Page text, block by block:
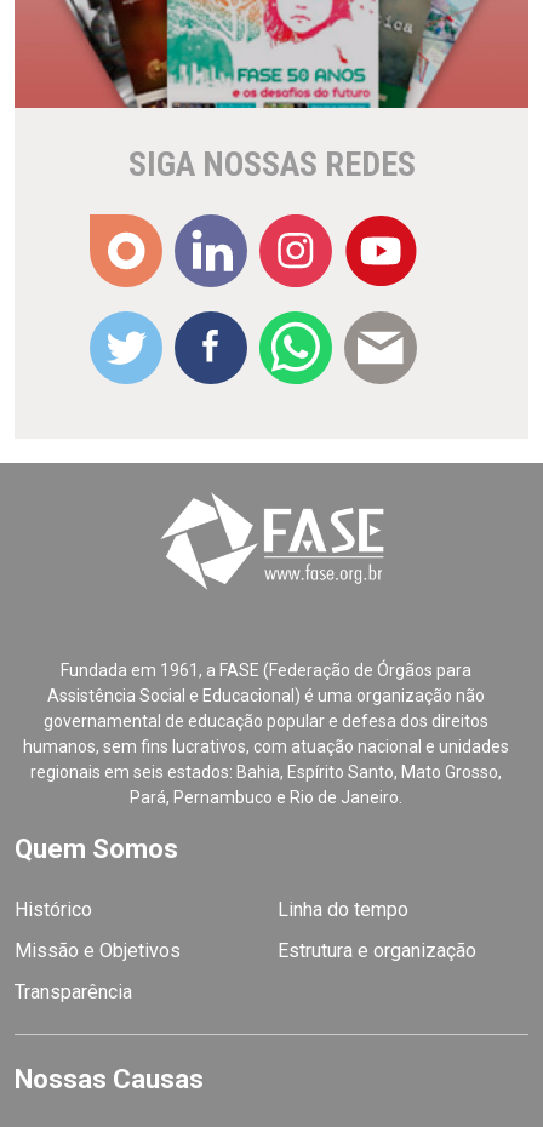
SIGA NOSSAS REDES
Fundada em 1961, a FASE (Federação de Órgãos para
Assistência Social e Educacional) é uma organização não
governamental de educação popular e defesa dos direitos
humanos, sem fins lucrativos, com atuação nacional e unidades
regionais em seis estados: Bahia, Espírito Santo, Mato Grosso,
Pará, Pernambuco e Rio de Janeiro.
Quem Somos
Histórico
Linha do tempo
Missão e Objetivos
Estrutura e organização
Transparência
Nossas Causas